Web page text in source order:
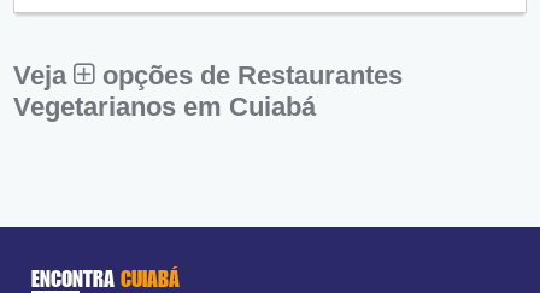
Sex:
09:00 - 18:00 ●Abre ás 09:00
Dom:
Fechado
Veja
opções de Restaurantes
Vegetarianos em Cuiabá
ENCONTRA CUIABÁ